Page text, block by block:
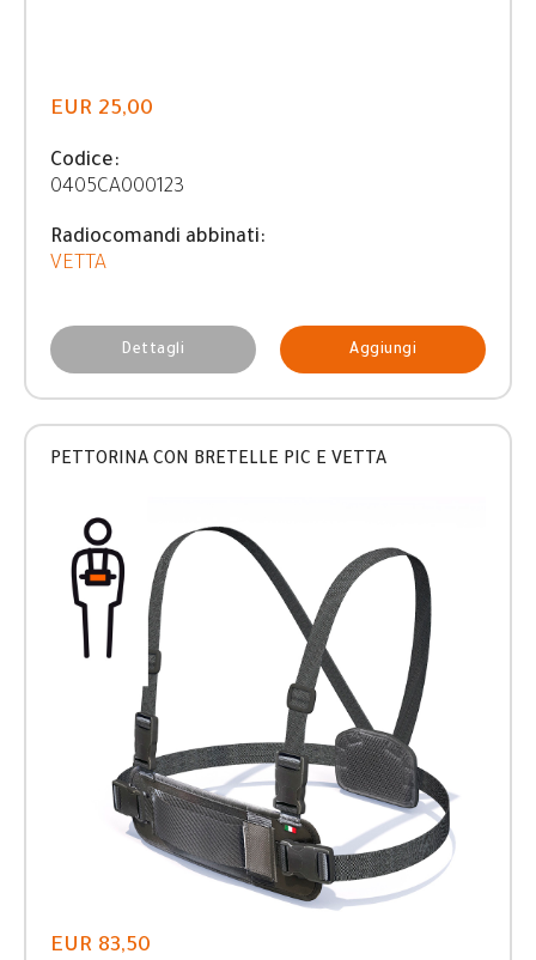
EUR 25,00
Codice:
0405CA000123
Radiocomandi abbinati:
VETTA
Dettagli Aggiungi
PETTORINA CON BRETELLE PIC E VETTA
EUR 83,50